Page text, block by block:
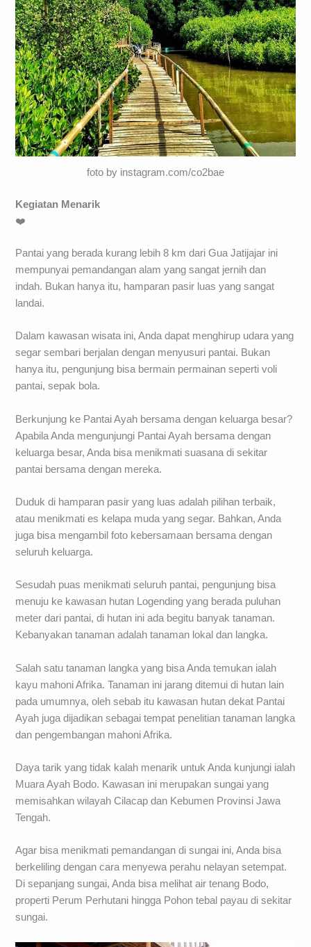
foto by instagram.com/co2bae
Kegiatan Menarik
❤️
Pantai yang berada kurang lebih 8 km dari Gua Jatijajar ini
mempunyai pemandangan alam yang sangat jernih dan
indah. Bukan hanya itu, hamparan pasir luas yang sangat
landai.
Dalam kawasan wisata ini, Anda dapat menghirup udara yang
segar sembari berjalan dengan menyusuri pantai. Bukan
hanya itu, pengunjung bisa bermain permainan seperti voli
pantai, sepak bola.
Berkunjung ke Pantai Ayah bersama dengan keluarga besar?
Apabila Anda mengunjungi Pantai Ayah bersama dengan
keluarga besar, Anda bisa menikmati suasana di sekitar
pantai bersama dengan mereka.
Duduk di hamparan pasir yang luas adalah pilihan terbaik,
atau menikmati es kelapa muda yang segar. Bahkan, Anda
juga bisa mengambil foto kebersamaan bersama dengan
seluruh keluarga.
Sesudah puas menikmati seluruh pantai, pengunjung bisa
menuju ke kawasan hutan Logending yang berada puluhan
meter dari pantai, di hutan ini ada begitu banyak tanaman.
Kebanyakan tanaman adalah tanaman lokal dan langka.
Salah satu tanaman langka yang bisa Anda temukan ialah
kayu mahoni Afrika. Tanaman ini jarang ditemui di hutan lain
pada umumnya, oleh sebab itu kawasan hutan dekat Pantai
Ayah juga dijadikan sebagai tempat penelitian tanaman langka
dan pengembangan mahoni Afrika.
Daya tarik yang tidak kalah menarik untuk Anda kunjungi ialah
Muara Ayah Bodo. Kawasan ini merupakan sungai yang
memisahkan wilayah Cilacap dan Kebumen Provinsi Jawa
Tengah.
Agar bisa menikmati pemandangan di sungai ini, Anda bisa
berkeliling dengan cara menyewa perahu nelayan setempat.
Di sepanjang sungai, Anda bisa melihat air tenang Bodo,
properti Perum Perhutani hingga Pohon tebal payau di sekitar
sungai.